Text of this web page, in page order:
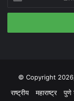
your
Email
© Copyright
राष्ट्रीय महाराष्ट्र पुणे